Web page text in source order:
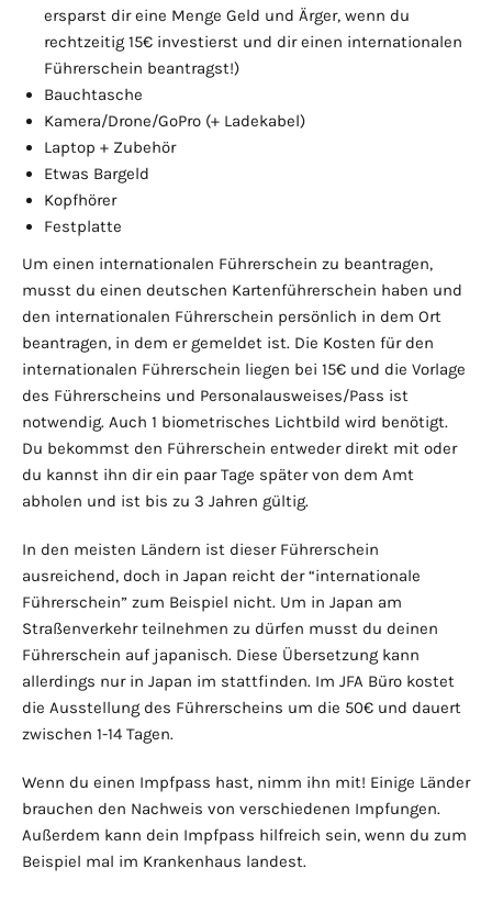
ersparst dir eine Menge Geld und Ärger, wenn du
rechtzeitig 15€ investierst und dir einen internationalen
Führerschein beantragst!)
Bauchtasche
Kamera/Drone/GoPro (+ Ladekabel)
Laptop + Zubehör
Etwas Bargeld
Kopfhörer
Festplatte
Um einen internationalen Führerschein zu beantragen,
musst du einen deutschen Kartenführerschein haben und
den internationalen Führerschein persönlich in dem Ort
beantragen, in dem er gemeldet ist. Die Kosten für den
internationalen Führerschein liegen bei 15€ und die Vorlage
des Führerscheins und Personalausweises/Pass ist
notwendig. Auch 1 biometrisches Lichtbild wird benötigt.
Du bekommst den Führerschein entweder direkt mit oder
du kannst ihn dir ein paar Tage später von dem Amt
abholen und ist bis zu 3 Jahren gültig.
In den meisten Ländern ist dieser Führerschein
ausreichend, doch in Japan reicht der “internationale
Führerschein” zum Beispiel nicht. Um in Japan am
Straßenverkehr teilnehmen zu dürfen musst du deinen
Führerschein auf japanisch. Diese Übersetzung kann
allerdings nur in Japan im stattfinden. Im JFA Büro kostet
die Ausstellung des Führerscheins um die 50€ und dauert
zwischen 1-14 Tagen.
Wenn du einen Impfpass hast, nimm ihn mit! Einige Länder
brauchen den Nachweis von verschiedenen Impfungen.
Außerdem kann dein Impfpass hilfreich sein, wenn du zum
Beispiel mal im Krankenhaus landest.